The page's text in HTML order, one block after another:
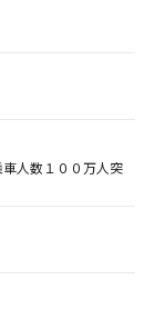
人数１００万人突